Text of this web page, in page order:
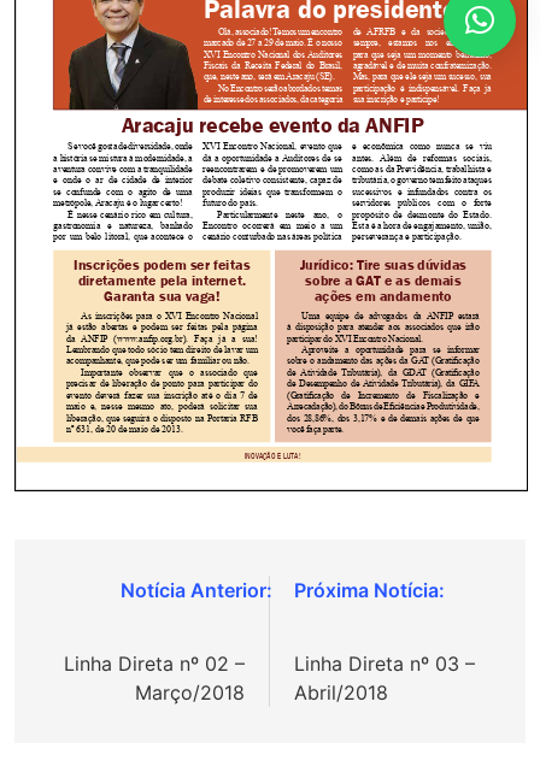
Navegação
Post
Linha Direta nº 02 –
Março/2018
Linha Direta nº 03 –
Abril/2018